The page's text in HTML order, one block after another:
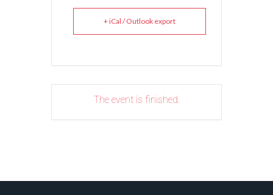
+ iCal / Outlook export
The event is finished.